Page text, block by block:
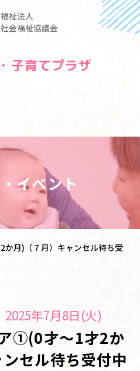
祉法人
会福祉協議会
子育てプラザ
イベント
月)（７月）キャンセル待ち受
2025年7月8日(火)
①(0才～1才2か
セル待ち受付中